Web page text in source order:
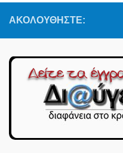
ΑΚΟΛΟΥΘΉΣΤΕ: